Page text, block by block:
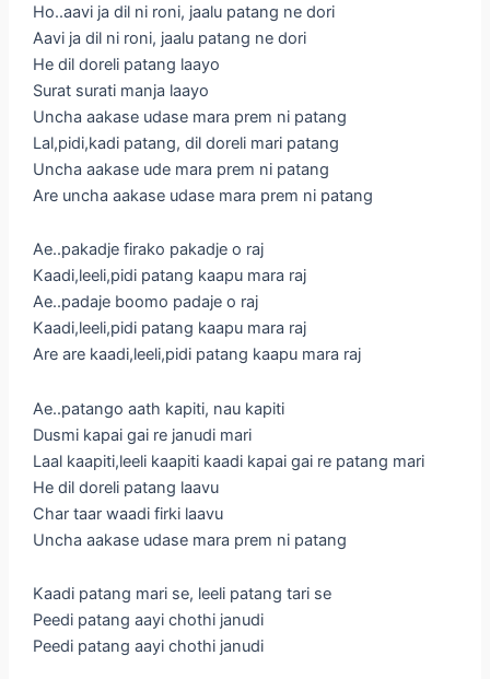
Ho..aavi ja dil ni roni, jaalu patang ne dori
Aavi ja dil ni roni, jaalu patang ne dori
He dil doreli patang laayo
Surat surati manja laayo
Uncha aakase udase mara prem ni patang
Lal,pidi,kadi patang, dil doreli mari patang
Uncha aakase ude mara prem ni patang
Are uncha aakase udase mara prem ni patang
Ae..pakadje firako pakadje o raj
Kaadi,leeli,pidi patang kaapu mara raj
Ae..padaje boomo padaje o raj
Kaadi,leeli,pidi patang kaapu mara raj
Are are kaadi,leeli,pidi patang kaapu mara raj
Ae..patango aath kapiti, nau kapiti
Dusmi kapai gai re janudi mari
Laal kaapiti,leeli kaapiti kaadi kapai gai re patang mari
He dil doreli patang laavu
Char taar waadi firki laavu
Uncha aakase udase mara prem ni patang
Kaadi patang mari se, leeli patang tari se
Peedi patang aayi chothi janudi
Peedi patang aayi chothi janudi